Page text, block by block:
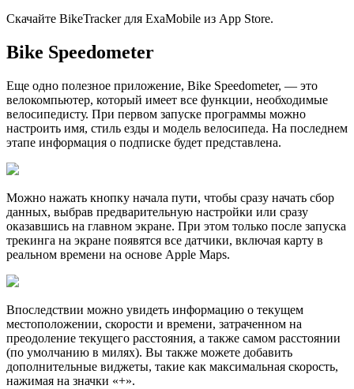
Скачайте BikeTracker для ExaMobile из App Store.
Bike Speedometer
Еще одно полезное приложение, Bike Speedometer, — это
велокомпьютер, который имеет все функции, необходимые
велосипедисту. При первом запуске программы можно
настроить имя, стиль езды и модель велосипеда. На последнем
этапе информация о подписке будет представлена.
Можно нажать кнопку начала пути, чтобы сразу начать сбор
данных, выбрав предварительную настройки или сразу
оказавшись на главном экране. При этом только после запуска
трекинга на экране появятся все датчики, включая карту в
реальном времени на основе Apple Maps.
Впоследствии можно увидеть информацию о текущем
местоположении, скорости и времени, затраченном на
преодоление текущего расстояния, а также самом расстоянии
(по умолчанию в милях). Вы также можете добавить
дополнительные виджеты, такие как максимальная скорость,
нажимая на значки «+».